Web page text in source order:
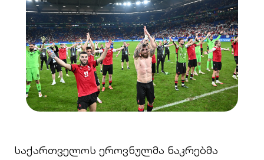
საქართველოს ეროვნულმა ნაკრებმა